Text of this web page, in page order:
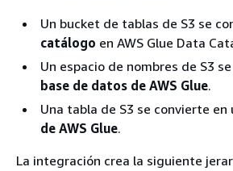
Un bucket de tablas de S3 se
catálogo en AWS Glue Data
Un espacio de nombres de S3
base de datos de AWS Glue.
Una tabla de S3 se convierte en
de AWS Glue.
La integración crea la siguiente